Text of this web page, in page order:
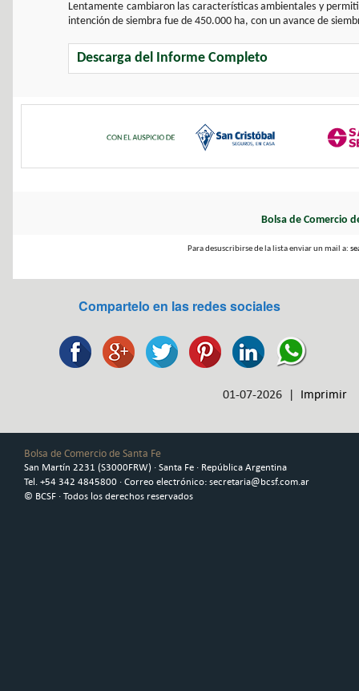
Lentamente cambiaron las características ambientales y
intención de siembra fue de 450.000 ha, con un avance de
Descarga del Informe Completo
Bolsa de Comercio
Para desuscribirse de la lista enviar un mail a:
Compartelo en las redes sociales
01-07-2026 | Imprimir
Bolsa de Comercio de Santa Fe
San Martín 2231 (S3000FRW) · Santa Fe · República Argentina
Tel. +54 342 4845800 · Correo electrónico: secretaria@bcsf.com.ar
© BCSF · Todos los derechos reservados